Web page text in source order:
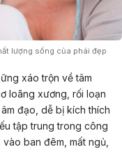
lượng sống của phái đẹp
xáo trộn về tâm
loãng xương, rối loạn
đạo, dễ bị kích thích
tập trung trong công
ban đêm, mất ngủ,